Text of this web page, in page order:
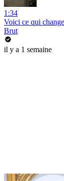
1:34
Voici ce qui
Brut
il y a 1 semaine